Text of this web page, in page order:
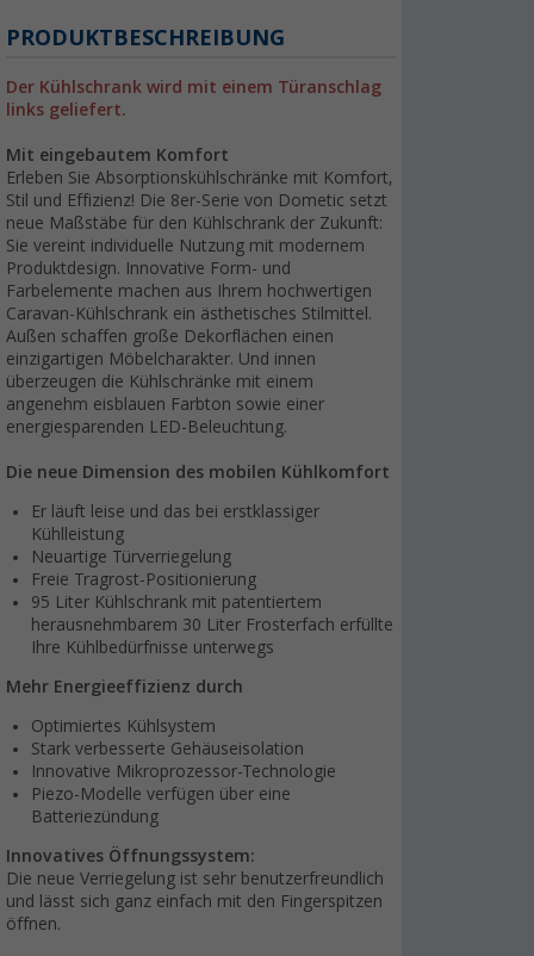
PRODUKTBESCHREIBUNG
Der Kühlschrank wird mit einem Türanschlag
links geliefert.
Mit eingebautem Komfort
Erleben Sie Absorptionskühlschränke mit Komfort,
Stil und Effizienz! Die 8er-Serie von Dometic setzt
neue Maßstäbe für den Kühlschrank der Zukunft:
Sie vereint individuelle Nutzung mit modernem
Produktdesign. Innovative Form- und
Farbelemente machen aus Ihrem hochwertigen
Caravan-Kühlschrank ein ästhetisches Stilmittel.
Außen schaffen große Dekorflächen einen
einzigartigen Möbelcharakter. Und innen
überzeugen die Kühlschränke mit einem
angenehm eisblauen Farbton sowie einer
energiesparenden LED-Beleuchtung.
Die neue Dimension des mobilen Kühlkomfort
Er läuft leise und das bei erstklassiger
Kühlleistung
Neuartige Türverriegelung
Freie Tragrost-Positionierung
95 Liter Kühlschrank mit patentiertem
herausnehmbarem 30 Liter Frosterfach erfüllte
Ihre Kühlbedürfnisse unterwegs
Mehr Energieeffizienz durch
Optimiertes Kühlsystem
Stark verbesserte Gehäuseisolation
Innovative Mikroprozessor-Technologie
Piezo-Modelle verfügen über eine
Batteriezündung
Innovatives Öffnungssystem:
Die neue Verriegelung ist sehr benutzerfreundlich
und lässt sich ganz einfach mit den Fingerspitzen
öffnen.